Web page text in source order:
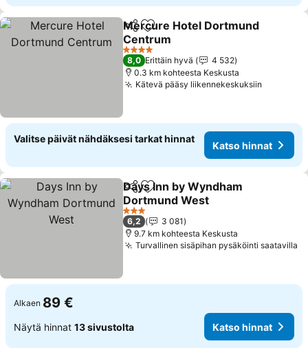
Jaa Lisää suosikkeihin
Mercure Hotel Dortmund
Centrum
4 Tähtiluokitus
8,0 Erittäin hyvä
4 532
0.3 km kohteesta Keskusta
Kätevä pääsy liikennekeskuksiin
Valitse päivät nähdäksesi tarkat hinnat
Katso hinnat
Jaa Lisää suosikkeihin
Days Inn by Wyndham
Dortmund West
3 Tähtiluokitus
6,2
3 081
9.7 km kohteesta Keskusta
Turvallinen sisäpihan pysäköinti saatavilla
Alkaen 89 €
Näytä hinnat 13 sivustolta Katso hinnat